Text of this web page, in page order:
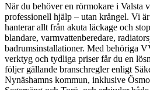
När du behöver en rörmokare i Valsta
professionell hjälp – utan krångel. Vi
hanterar allt från akuta läckage och
blandare, varmvattenberedare,
badrumsinstallationer. Med behöriga
verktyg och tydliga priser får du en
följer gällande branschregler enligt
Nynäshamns kommun, inklusive